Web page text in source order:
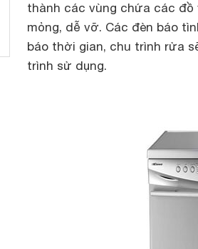
thành các vùng chứa các
mỏng, dễ vỡ. Các đèn báo
báo thời gian, chu trình rửa
trình sử dụng.